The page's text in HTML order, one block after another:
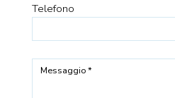
Telefono
Messaggio *